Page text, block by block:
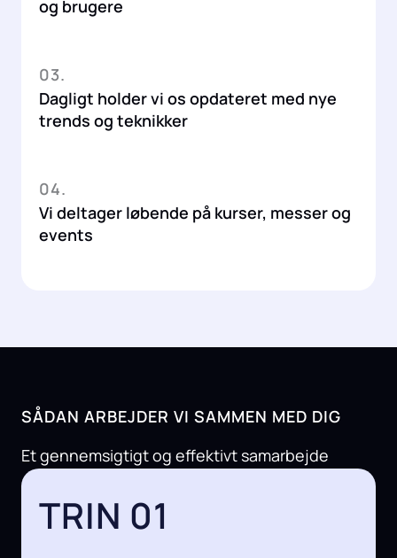
og brugere
03.
Dagligt holder vi os opdateret med nye
trends og teknikker
04.
Vi deltager løbende på kurser, messer og
events
SÅDAN ARBEJDER VI SAMMEN MED DIG
Et gennemsigtigt og effektivt samarbejde
TRIN 01